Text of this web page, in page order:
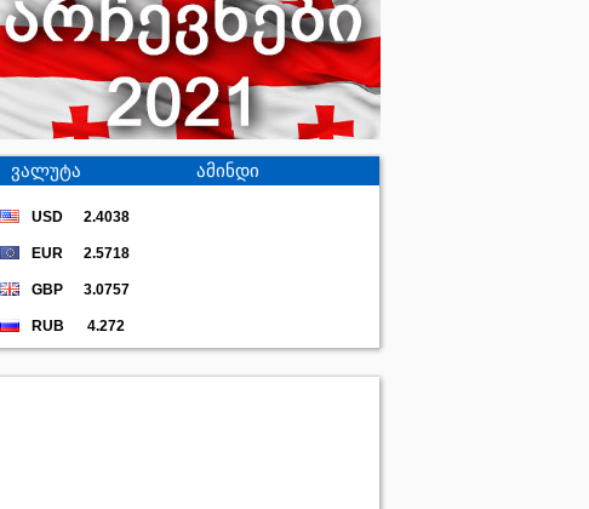
ვალუტა ამინდი
USD 2.4038
EUR 2.5718
GBP 3.0757
RUB 4.272